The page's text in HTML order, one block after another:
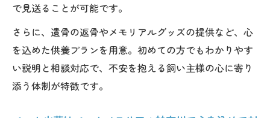
で見送ることが可能です。
さらに、遺骨の返骨やメモリアルグッズの提供など、心
を込めた供養プランを用意。初めての方でもわかりやす
い説明と相談対応で、不安を抱える飼い主様の心に寄り
添う体制が特徴です。